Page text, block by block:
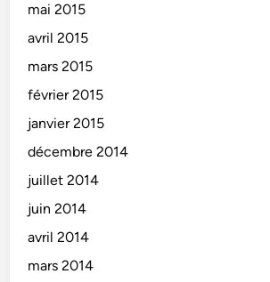
mai 2015
avril 2015
mars 2015
février 2015
janvier 2015
décembre 2014
juillet 2014
juin 2014
avril 2014
mars 2014